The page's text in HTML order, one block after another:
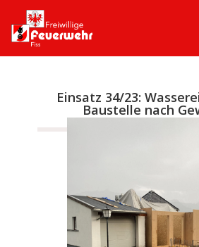
Einsatz 34/23:
Baustelle nach